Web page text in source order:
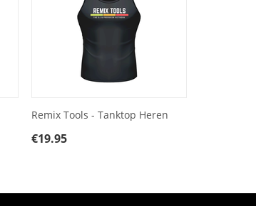
Remix Tools - Tanktop Heren
€19.95